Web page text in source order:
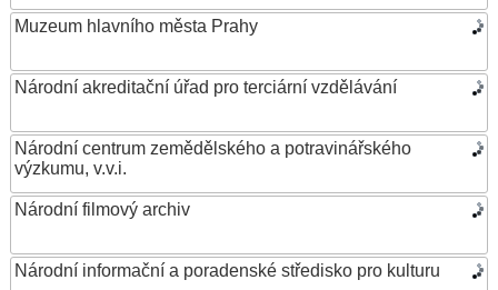
Muzeum hlavního města Prahy
Národní akreditační úřad pro terciární vzdělávání
Národní centrum zemědělského a potravinářského
výzkumu, v.v.i.
Národní filmový archiv
Národní informační a poradenské středisko pro kulturu